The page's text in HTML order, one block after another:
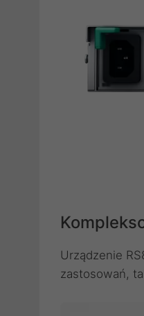
Urządzenie
zastosowań,